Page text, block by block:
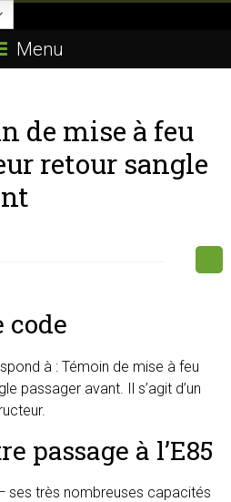
Menu
de mise à feu
retour sangle
code
à : Témoin de mise à feu
passager avant. Il s’agit d’un
passage à l’E85
ses très nombreuses capacités